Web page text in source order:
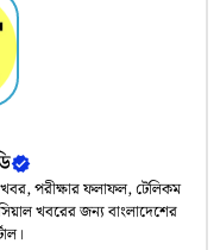
খবর, পরীক্ষার ফলাফল, টেলিকম
খবরের জন্য বাংলাদেশের